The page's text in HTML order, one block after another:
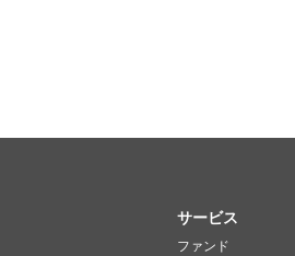
サービス
ファンド